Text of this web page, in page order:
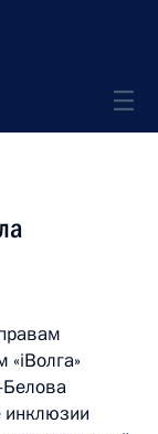
«iВолга»
инклюзии